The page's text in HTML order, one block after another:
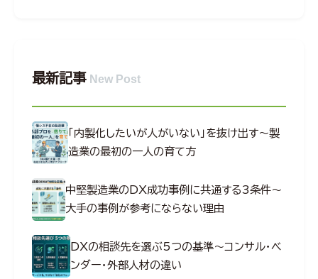
最新記事 New Post
「内製化したいが人がいない」を抜け出す～製
造業の最初の一人の育て方
中堅製造業のDX成功事例に共通する3条件～
大手の事例が参考にならない理由
DXの相談先を選ぶ5つの基準～コンサル・ベ
ンダー・外部人材の違い